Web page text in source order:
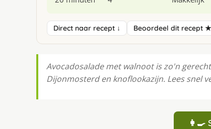
Direct naar recept ↓ Beoordeel dit recept ★
Avocadosalade met walnoot is zo'n
Dijonmosterd en knoflookazijn. Lees snel
👩‍🍳